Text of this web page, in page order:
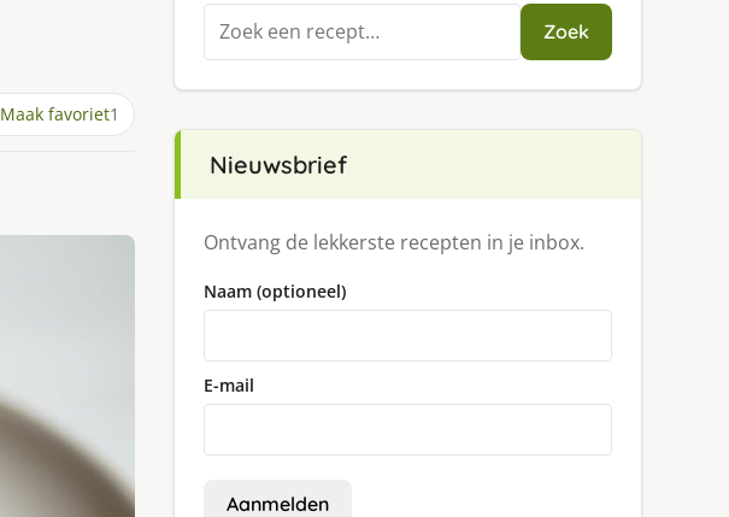
Maak favoriet1
Zoeken
naar:
Zoek
Nieuwsbrief
Ontvang de lekkerste recepten in je inbox.
Naam (optioneel)
E-mail
Aanmelden